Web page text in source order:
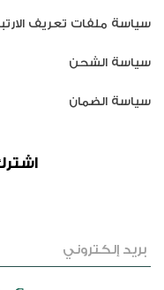
سياسة ملفات تعريف
سياسة الشحن
سياسة الضمان